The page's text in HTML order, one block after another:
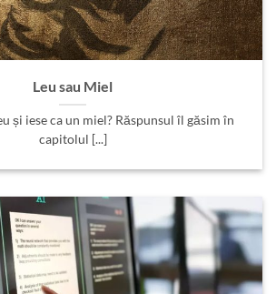
Leu sau Miel
și iese ca un miel? Răspunsul îl găsim în
capitolul [...]